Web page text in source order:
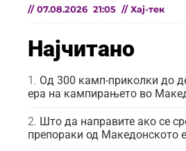
// 07.08.2026 21:05 // Хај-тек
Најчитано
Од 300 камп-приколки до
ера на кампирањето во
Што да направите ако се
препораки од Македонското